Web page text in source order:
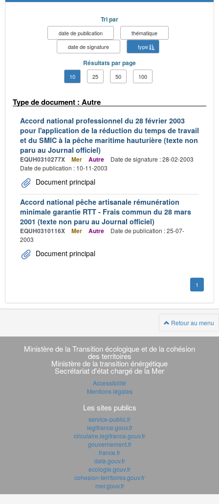
Tri par
date de publication
thématique
date de signature
type
Résultats par page
10 25 50 100
Type de document : Autre
Accord national professionnel du 28 février 2003
pour l'application de la réduction du temps de travail
et du SMIC à la pêche maritime hauturière (texte non
paru au Journal officiel)
EQUH0310277X Mer Autre
Date de signature : 28-02-2003
Date de publication : 10-11-2003
Document principal
Accord national pêche artisanale rémunération
minimale garantie RTT - Frais commun du 28 mars
2001 (texte non paru au Journal officiel)
EQUH0310116X Mer Autre
Date de publication : 25-07-
2003
Document principal
1
Retour au menu
Navigation
transverse
Ministère de la Transition écologique et de la cohésion
des territoires
Ministère de la transition énérgétique
Secrétariat d'état chargé de la Mer
Accessibilité
Mentions légales
Les sites publics
service-public.fr
legifrance.gouv.fr
circulaire.legifrance.gouv.fr
gouvernement.fr
france.fr
data.gouv.fr
ecologie.gouv.fr
cohesion-territoires.gouv.fr
mer.gouv.fr